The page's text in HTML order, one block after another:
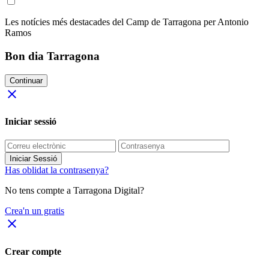
Les notícies més destacades del Camp de Tarragona per Antonio
Ramos
Bon dia Tarragona
Continuar
close
Iniciar sessió
Iniciar Sessió
Has oblidat la contrasenya?
No tens compte a Tarragona Digital?
Crea'n un gratis
close
Crear compte